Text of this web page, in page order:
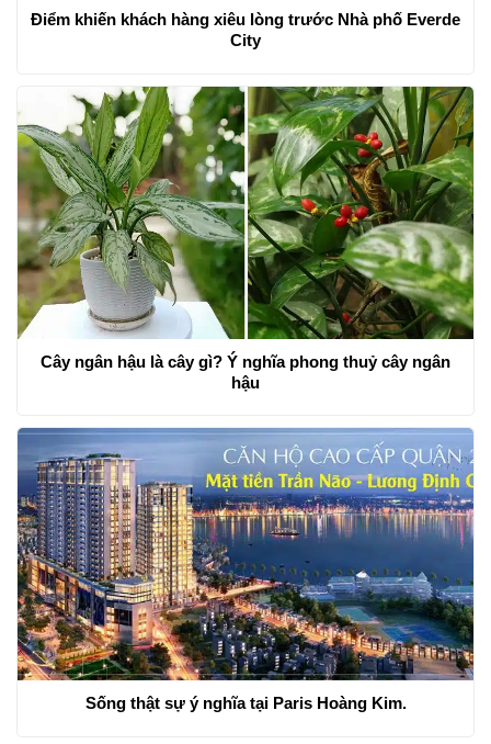
Điểm khiến khách hàng xiêu lòng trước Nhà phố Everde
City
Cây ngân hậu là cây gì? Ý nghĩa phong thuỷ cây ngân
hậu
Sống thật sự ý nghĩa tại Paris Hoàng Kim.